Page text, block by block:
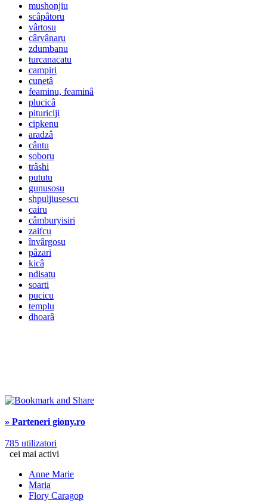
mushonjiu
scâpâtoru
vârtosu
cârvânaru
zdumbanu
turcanacatu
campiri
cunetâ
feaminu, feaminâ
plucicâ
pituriclji
cipkenu
aradzâ
cântu
soboru
trâshi
pututu
gunusosu
shpuljiusescu
cairu
câmburyisiri
zaifcu
învârgosu
pâzari
kicâ
ndisatu
soarti
pucicu
templu
dhoarâ
» Parteneri giony.ro
785 utilizatori
cei mai activi
Anne Marie
Maria
Flory Caragop